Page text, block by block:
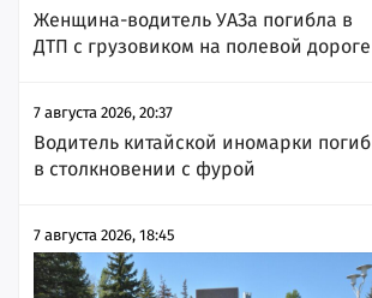
Женщина-водитель УАЗа погибла в
ДТП с грузовиком на полевой дороге
7 августа 2026, 20:37
Водитель китайской иномарки погиб
в столкновении с фурой
7 августа 2026, 18:45